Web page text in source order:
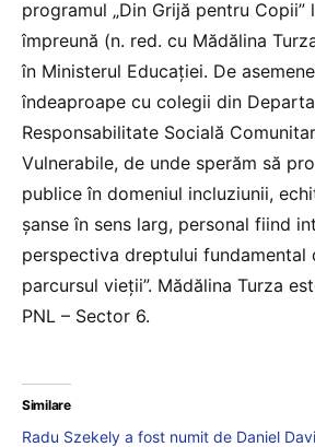
programul „Din Grijă pentru Copii”
împreună (n. red. cu Mădălina
în Ministerul Educației. De
îndeaproape cu colegii din
Responsabilitate Socială
Vulnerabile, de unde sperăm să
publice în domeniul incluziunii,
șanse în sens larg, personal fiind
perspectiva dreptului fundamental
parcursul vieții”. Mădălina Turza
PNL – Sector 6.
Similare
Radu Szekely a fost numit de Daniel